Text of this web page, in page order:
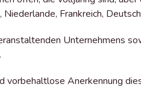
Frankreich,
Unternehmens
Anerkennung